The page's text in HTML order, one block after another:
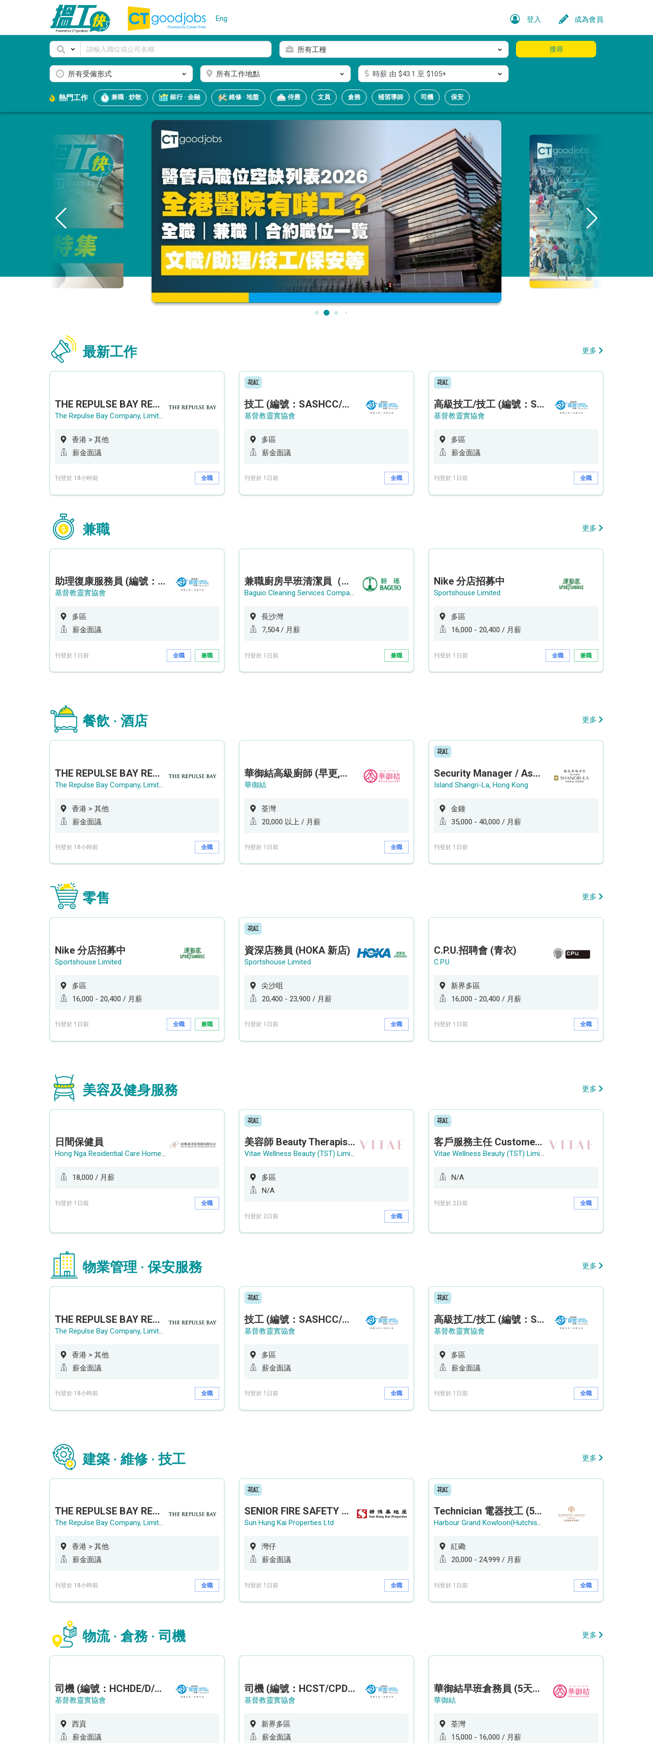
Eng 登入 成為會員
所有工種
所有受僱形式 所有工作地點 時薪由 $43.1 至 $105+
搜尋
熱門工作 兼職 · 炒散 銀行 · 金融 維修 · 地盤 侍應 文員 倉務 補習導師 司機 保安
最新工作 更多
THE REPULSE BAY RECRUITMENT DAY 淺水灣影灣園人才招聘會
The Repulse Bay Company, Limited
香港 > 其他
薪金面議
刊登於 18小時前 全職
花紅
技工 (編號：SASHCC/A/CTE)
基督教靈實協會
多區
薪金面議
刊登於 1日前 全職
花紅
高級技工/技工 (編號：SSO/FM/A/CTE)
基督教靈實協會
多區
薪金面議
刊登於 1日前 全職
兼職 更多
助理復康服務員 (編號：RSD/ARSW/CTE)
基督教靈實協會
多區
薪金面議
刊登於 1日前 全職 兼職
兼職廚房早班清潔員（長沙灣）
Baguio Cleaning Services Company Limited
長沙灣
7,504 / 月薪
刊登於 1日前 兼職
Nike 分店招募中
Sportshouse Limited
多區
16,000 - 20,400 / 月薪
刊登於 1日前 全職 兼職
餐飲 · 酒店 更多
THE REPULSE BAY RECRUITMENT DAY 淺水灣影灣園人才招聘會
The Repulse Bay Company, Limited
香港 > 其他
薪金面議
刊登於 18小時前 全職
華御結高級廚師 (早更,中央廚房)*底薪可達20k* (5天工作週)
華御結
荃灣
20,000 以上 / 月薪
刊登於 1日前 全職
花紅
Security Manager / Assistant Security Manager
Island Shangri-La, Hong Kong
金鐘
35,000 - 40,000 / 月薪
刊登於 1日前
零售 更多
Nike 分店招募中
Sportshouse Limited
多區
16,000 - 20,400 / 月薪
刊登於 1日前 全職 兼職
花紅
資深店務員 (HOKA 新店)
Sportshouse Limited
尖沙咀
20,400 - 23,900 / 月薪
刊登於 1日前 全職
C.P.U.招聘會 (青衣)
C.P.U.
新界多區
16,000 - 20,400 / 月薪
刊登於 1日前 全職
美容及健身服務 更多
日間保健員
Hong Nga Residential Care Home Group Limited
18,000 / 月薪
刊登於 1日前 全職
花紅
美容師 Beauty Therapist (銅鑼灣 / 尖沙咀)
Vitae Wellness Beauty (TST) Limited
多區
N/A
刊登於 2日前 全職
花紅
客戶服務主任 Customer Service Officer (銅鑼灣)
Vitae Wellness Beauty (TST) Limited
N/A
刊登於 2日前 全職
物業管理 · 保安服務 更多
THE REPULSE BAY RECRUITMENT DAY 淺水灣影灣園人才招聘會
The Repulse Bay Company, Limited
香港 > 其他
薪金面議
刊登於 18小時前 全職
花紅
技工 (編號：SASHCC/A/CTE)
基督教靈實協會
多區
薪金面議
刊登於 1日前 全職
花紅
高級技工/技工 (編號：SSO/FM/A/CTE)
基督教靈實協會
多區
薪金面議
刊登於 1日前 全職
建築 · 維修 · 技工 更多
THE REPULSE BAY RECRUITMENT DAY 淺水灣影灣園人才招聘會
The Repulse Bay Company, Limited
香港 > 其他
薪金面議
刊登於 18小時前 全職
花紅
SENIOR FIRE SAFETY OFFICER / FIRE SAFETY OFFICER
Sun Hung Kai Properties Ltd
灣仔
薪金面議
刊登於 1日前 全職
花紅
Technician 電器技工 (5-Day Work Week)
Harbour Grand Kowloon(Hutchison Hotel Hong Kong Limited)
紅磡
20,000 - 24,999 / 月薪
刊登於 1日前 全職
物流 · 倉務 · 司機 更多
司機 (編號：HCHDE/D/CTE)
基督教靈實協會
西貢
薪金面議
司機 (編號：HCST/CPD/CTE)
基督教靈實協會
新界多區
薪金面議
華御結早班倉務員 (5天工作週)
華御結
荃灣
15,000 - 16,000 / 月薪